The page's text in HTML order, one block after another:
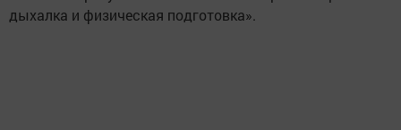
дыхалка и физическая подготовка».